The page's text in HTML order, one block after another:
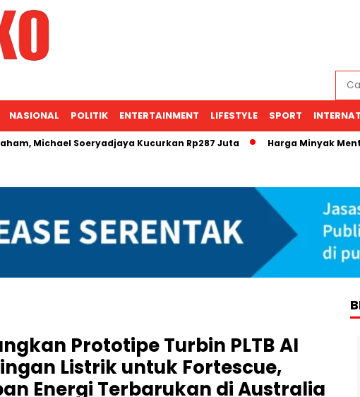
NASIONAL POLITIK ENTERTAINMENT LIFESTYLE SPORT
Soeryadjaya Kucurkan Rp287 Juta Harga Minyak Mentah
Prototipe Turbin PLTB AI
Listrik untuk Fortescue,
Energi Terbarukan di Australia